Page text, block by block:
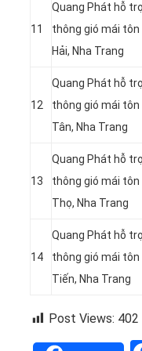
11
Quang Phát hỗ
thông gió mái
Hải, Nha Trang
12
Quang Phát hỗ
thông gió mái
Tân, Nha Trang
13
Quang Phát hỗ
thông gió mái
Thọ, Nha Trang
14
Quang Phát hỗ
thông gió mái
Tiến, Nha Trang
Post Views: 402